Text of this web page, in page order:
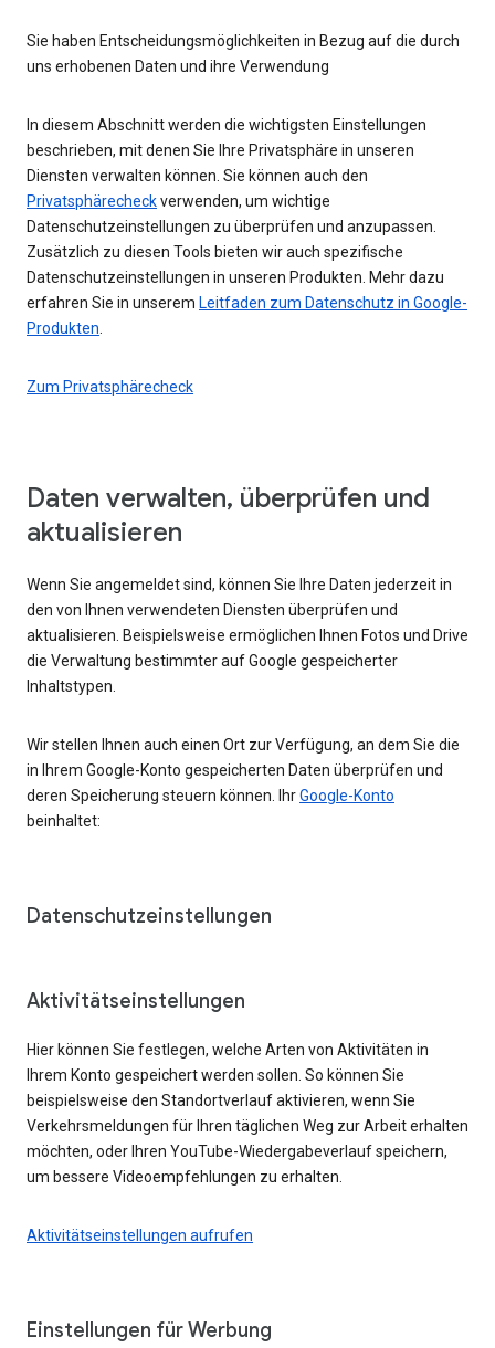
Sie haben Entscheidungsmöglichkeiten in Bezug auf die durch
uns erhobenen Daten und ihre Verwendung
In diesem Abschnitt werden die wichtigsten Einstellungen
beschrieben, mit denen Sie Ihre Privatsphäre in unseren
Diensten verwalten können. Sie können auch den
Privatsphärecheckverwenden, um wichtige
Datenschutzeinstellungen zu überprüfen und anzupassen.
Zusätzlich zu diesen Tools bieten wir auch spezifische
Datenschutzeinstellungen in unseren Produkten. Mehr dazu
erfahren Sie in unserem Leitfaden zum Datenschutz in Google-
Produkten
Zum Privatsphärecheck
Daten verwalten, überprüfen und
aktualisieren
Wenn Sie angemeldet sind, können Sie Ihre Daten jederzeit in
den von Ihnen verwendeten Diensten überprüfen und
aktualisieren. Beispielsweise ermöglichen Ihnen Fotos und Drive
die Verwaltung bestimmter auf Google gespeicherter
Inhaltstypen.
Wir stellen Ihnen auch einen Ort zur Verfügung, an dem Sie die
in Ihrem Google-Konto gespeicherten Daten überprüfen und
deren Speicherung steuern können. IhrGoogle-Konto
beinhaltet:
Datenschutzeinstellungen
Aktivitätseinstellungen
Hier können Sie festlegen, welche Arten von Aktivitäten in
Ihrem Konto gespeichert werden sollen. So können Sie
beispielsweise den Standortverlauf aktivieren, wenn Sie
Verkehrsmeldungen für Ihren täglichen Weg zur Arbeit erhalten
möchten, oder Ihren YouTube-Wiedergabeverlauf speichern,
um bessere Videoempfehlungen zu erhalten.
Aktivitätseinstellungen aufrufen
Einstellungen für Werbung